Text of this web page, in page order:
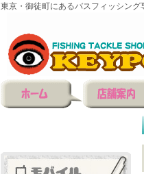
東京・御徒町にあるバスフィッシン